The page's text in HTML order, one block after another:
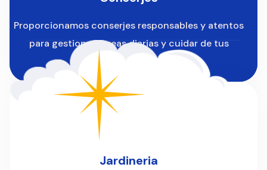
Proporcionamos conserjes responsables y atentos
para gestionar tareas diarias y cuidar de tus
instalaciones.
Jardineria